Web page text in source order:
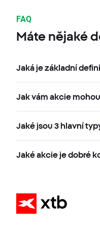
FAQ
Máte nějaké
Jaká je základní
Jak vám akcie
Jaké jsou 3 hlavní
Jaké akcie je dobré